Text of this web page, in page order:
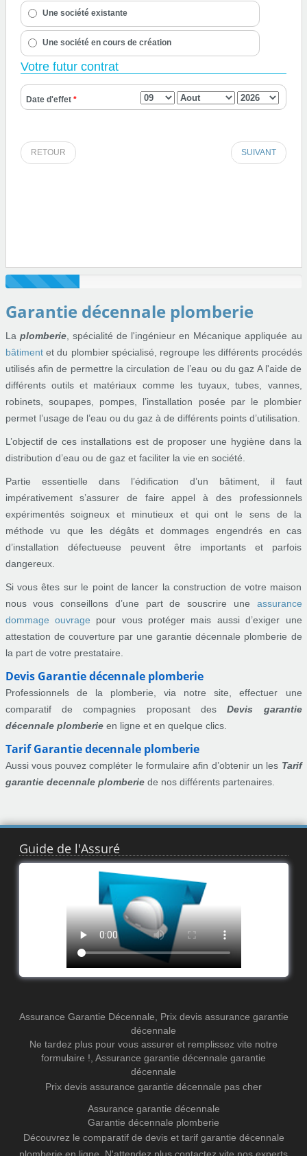
Une société existante
Une société en cours de création
Votre futur contrat
Date d'effet *
RETOUR SUIVANT
Garantie décennale plomberie
La plomberie, spécialité de l'ingénieur en Mécanique appliquée au
bâtimentet du plombier spécialisé, regroupe les différents procédés
utilisés afin de permettre la circulation de l’eau ou du gaz A l'aide de
différents outils et matériaux comme les tuyaux, tubes, vannes,
robinets, soupapes, pompes, l’installation posée par le plombier
permet l’usage de l’eau ou du gaz à de différents points d’utilisation.
L’objectif de ces installations est de proposer une hygiène dans la
distribution d’eau ou de gaz et faciliter la vie en société.
Partie essentielle dans l’édification d’un bâtiment, il faut
impérativement s’assurer de faire appel à des professionnels
expérimentés soigneux et minutieux et qui ont le sens de la
méthode vu que les dégâts et dommages engendrés en cas
d’installation défectueuse peuvent être importants et parfois
dangereux.
Si vous êtes sur le point de lancer la construction de votre maison
nous vous conseillons d’une part de souscrire une assurance
dommage ouvrage pour vous protéger mais aussi d’exiger une
attestation de couverture par une garantie décennale plomberie de
la part de votre prestataire.
Devis Garantie décennale plomberie
Professionnels de la plomberie, via notre site, effectuer une
comparatif de compagnies proposant desDevis garantie
décennale plomberieen ligne et en quelque clics.
Tarif Garantie decennale plomberie
Aussi vous pouvez compléter le formulaire afin d’obtenir un les Tarif
garantie decennale plomberiede nos différents partenaires.
Guide de l'Assuré
Assurance Garantie Décennale
Prix devis assurance garantie
décennale
Ne tardez plus pour vous assurer et remplissez vite notre
formulaire ! Assurance garantie décennale garantie
décennale
Prix devis assurance garantie décennale pas cher
Assurance garantie décennale
Garantie décennale plomberie
Découvrez le comparatif de devis et tarif garantie décennale
plomberie en ligne. N'attendez plus contactez vite nos experts